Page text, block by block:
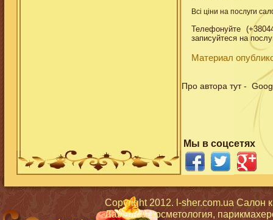
Всі ціни на послуги
Телефонуйте
записуйтеся на
Материал
Про автора тут -
Мы в соцсетях
Copyright 2012. l-sher.com.ua Салон
Лазерная косметология,